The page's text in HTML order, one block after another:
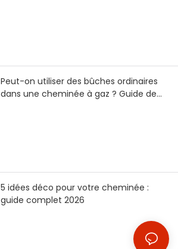
Peut-on utiliser des bûches ordinaires
dans une cheminée à gaz ? Guide de
5 idées déco pour votre cheminée :
guide complet 2026